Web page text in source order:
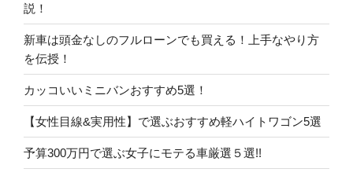
説！
新車は頭金なしのフルローンでも買える！上手なやり方
を伝授！
カッコいいミニバンおすすめ5選！
【女性目線&実用性】で選ぶおすすめ軽ハイトワゴン5選
予算300万円で選ぶ女子にモテる車厳選５選!!